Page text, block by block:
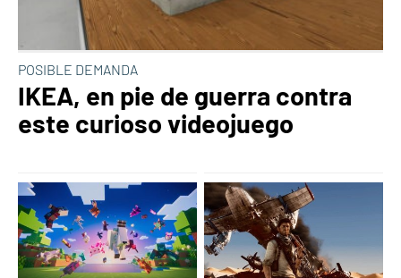
POSIBLE DEMANDA
IKEA, en pie de guerra contra
este curioso videojuego